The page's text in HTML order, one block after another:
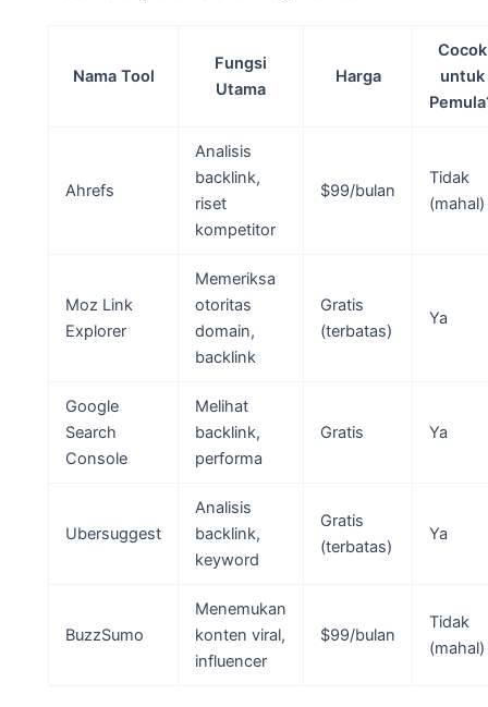
Nama Tool
Fungsi
Utama
Harga
Cocok
untuk
Ahrefs
Analisis
backlink,
riset
kompetitor
$99/bulan
Tidak
(mahal)
Moz Link
Explorer
Memeriksa
otoritas
domain,
backlink
Gratis
(terbatas)
Ya
Google
Search
Console
Melihat
backlink,
performa
Gratis Ya
Ubersuggest
Analisis
backlink,
keyword
Gratis
(terbatas)
Ya
BuzzSumo
Menemukan
konten viral,
influencer
$99/bulan
Tidak
(mahal)